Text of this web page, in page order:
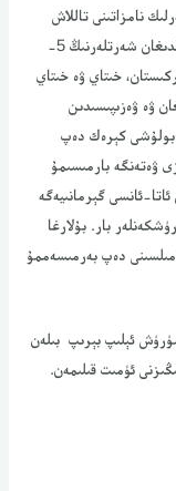
رەھبەرلىك نامزاتىنى تاللاش
شەرتلىرىنىڭ ئىچىدە ۋەكىل بولغۇچىغا قۇيۇلدىغان شەرتلەرنىڭ 5-
تۈركىستان، خىتاي ۋە خىتاي
ۋە ۋەزىپىسىدىن
بولۇشى كېرەك دەپ
ۋەتەنگە بارمىسىمۇ
ئانسى گېرمانىيەگە
بار. بۇلارغا
دەپ بەرمىسەممۇ
ئېلىپ بېرىپ بىلەن
ئۈمىت قىلىمەن.